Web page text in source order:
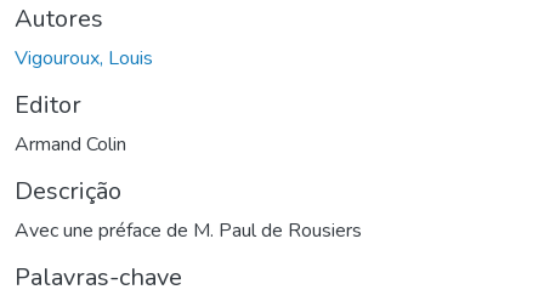
Autores
Vigouroux, Louis
Editor
Armand Colin
Descrição
Avec une préface de M. Paul de Rousiers
Palavras-chave